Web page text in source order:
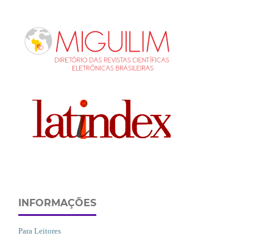
INFORMAÇÕES
Para Leitores